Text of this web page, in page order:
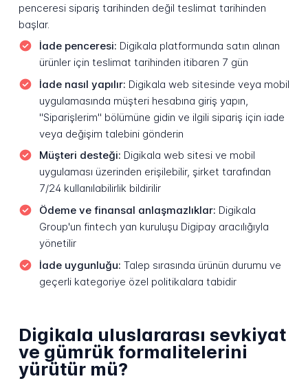
penceresi sipariş tarihinden değil teslimat tarihinden
başlar.
İade penceresi: Digikala platformunda satın alınan
ürünler için teslimat tarihinden itibaren 7 gün
İade nasıl yapılır: Digikala web sitesinde veya mobil
uygulamasında müşteri hesabına giriş yapın,
"Siparişlerim" bölümüne gidin ve ilgili sipariş için iade
veya değişim talebini gönderin
Müşteri desteği: Digikala web sitesi ve mobil
uygulaması üzerinden erişilebilir, şirket tarafından
7/24 kullanılabilirlik bildirilir
Ödeme ve finansal anlaşmazlıklar: Digikala
Group'un fintech yan kuruluşu Digipay aracılığıyla
yönetilir
İade uygunluğu: Talep sırasında ürünün durumu ve
geçerli kategoriye özel politikalara tabidir
Digikala uluslararası sevkiyat
ve gümrük formalitelerini
yürütür mü?